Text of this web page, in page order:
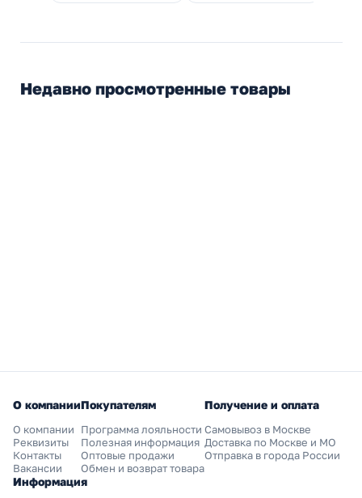
Недавно просмотренные товары
О компании
О компании
Реквизиты
Контакты
Вакансии
Покупателям
Программа лояльности
Полезная информация
Оптовые продажи
Обмен и возврат товара
Получение и оплата
Самовывоз в Москве
Доставка по Москве и МО
Отправка в города России
Информация